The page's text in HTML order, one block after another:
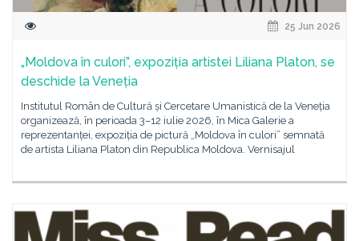
25 Jun 2026
„Moldova în culori”, expoziția artistei Liliana Platon, se
deschide la Veneția
Institutul Român de Cultură și Cercetare Umanistică de la Veneția
organizează, în perioada 3–12 iulie 2026, în Mica Galerie a
reprezentanței, expoziția de pictură „Moldova în culori” semnată
de artista Liliana Platon din Republica Moldova. Vernisajul